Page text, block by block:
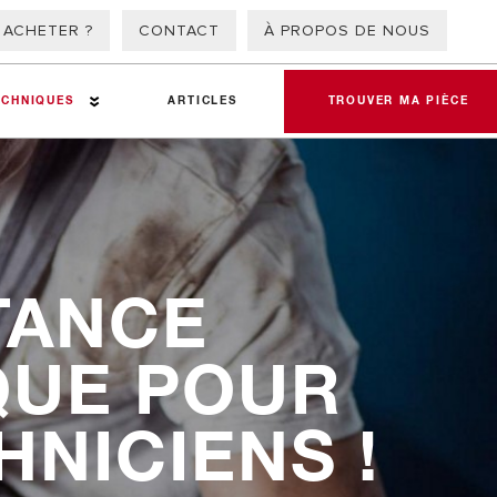
? CONTACT À PROPOS DE NOUS
de friction
ARTICLES TROUVER MA PIÈCE
POUR
!